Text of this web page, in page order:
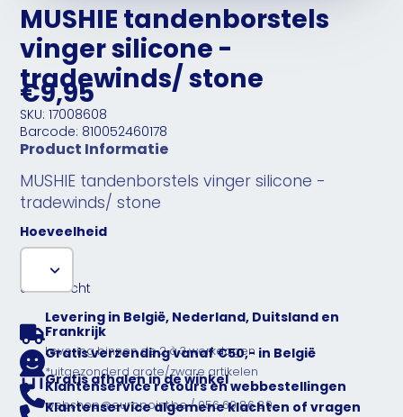
MUSHIE tandenborstels
vinger silicone -
tradewinds/ stone
€9,95
SKU: 17008608
Barcode: 810052460178
Product Informatie
MUSHIE tandenborstels vinger silicone -
tradewinds/ stone
Hoeveelheid
Uitverkocht
Levering in België, Nederland, Duitsland en
Frankrijk
Levering binnen de 2 à 3 werkdagen
Gratis verzending vanaf €50,- in België
*uitgezonderd grote/zware artikelen
Gratis afhalen in de winkel
Klantenservice retours en webbestellingen
webshop@europoint.be / 056 60 86 89
Klantenservice algemene klachten of vragen